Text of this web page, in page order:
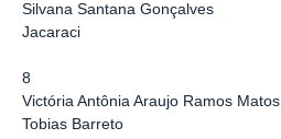
Silvana Santana Gonçalves
Jacaraci
8
Victória Antônia Araujo Ramos Matos
Tobias Barreto